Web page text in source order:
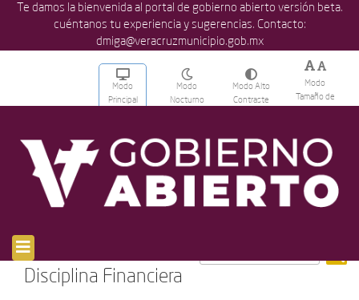
Te damos la bienvenida al portal de gobierno abierto versión beta.
cuéntanos tu experiencia y sugerencias. Contacto:
dmiga@veracruzmunicipio.gob.mx
Modo
Principal
Modo
Nocturno
Modo Alto
Contraste
Modo
Tamaño de
[breadcrumb]
Disciplina Financiera